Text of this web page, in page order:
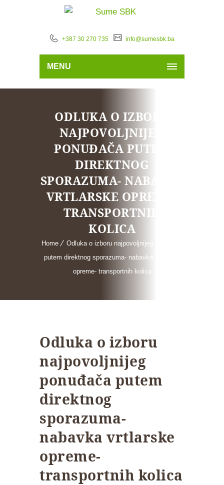
+387 30 270 735 info@sumesbk.ba
MENU
ODLUKA O IZBORU
NAJPOVOLJNIJEG
PONUĐAČA PUTEM
DIREKTNOG
SPORAZUMA- NABAVKA
VRTLARSKE OPREME-
TRANSPORTNIH
KOLICA
Home
Odluka o izboru najpovoljnijeg ponuđača
putem direktnog sporazuma- nabavka vrtlarske
opreme- transportnih kolica
Odluka o izboru
najpovoljnijeg
ponuđača putem
direktnog
sporazuma-
nabavka vrtlarske
opreme-
transportnih kolica